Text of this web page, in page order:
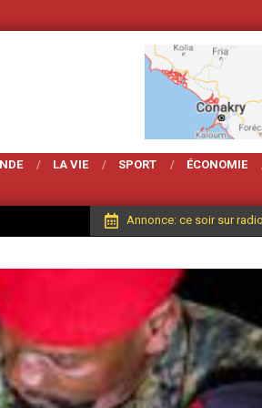
LA VIE SPORT ÉCONOMIE
Annonce: ce soir sur